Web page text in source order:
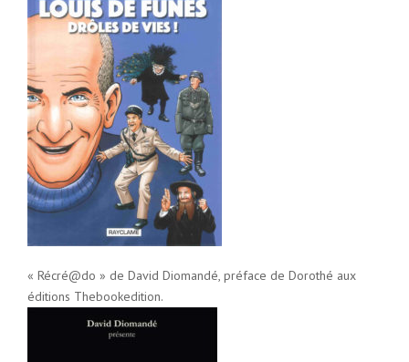
« Récré@do » de David Diomandé, préface de Dorothé aux
éditions Thebookedition.